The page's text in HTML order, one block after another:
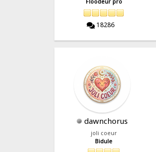
Floodeur pro
18286
dawnchorus
joli coeur
Bidule